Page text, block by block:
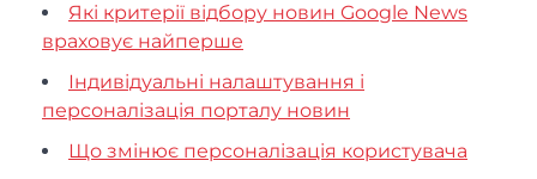
Які критерії відбору новин Google News
враховує найперше
Індивідуальні налаштування і
персоналізація порталу новин
Що змінює персоналізація користувача